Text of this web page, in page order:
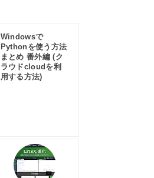
Windowsで
Pythonを使う方法
まとめ 番外編 (ク
ラウドcloudを利
用する方法)